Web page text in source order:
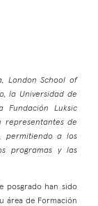
London School of
la Universidad de
Fundación Luksic
representantes de
permitiendo a los
programas y las
posgrado han sido
área de Formación